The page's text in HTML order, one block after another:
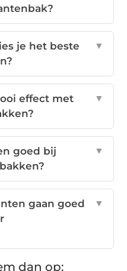
je het beste
▼
effect met
▼
goed bij
▼
gaan goed
▼
dan op: